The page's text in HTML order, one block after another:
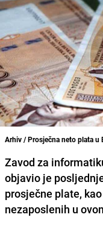
Arhiv / Prosječna neto plata u
Zavod za
objavio je
prosječne plate,
nezaposlenih u